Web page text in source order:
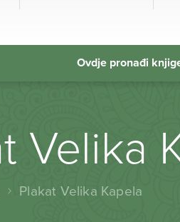
Ovdje pronađi
Velika
Plakat Velika Kapela